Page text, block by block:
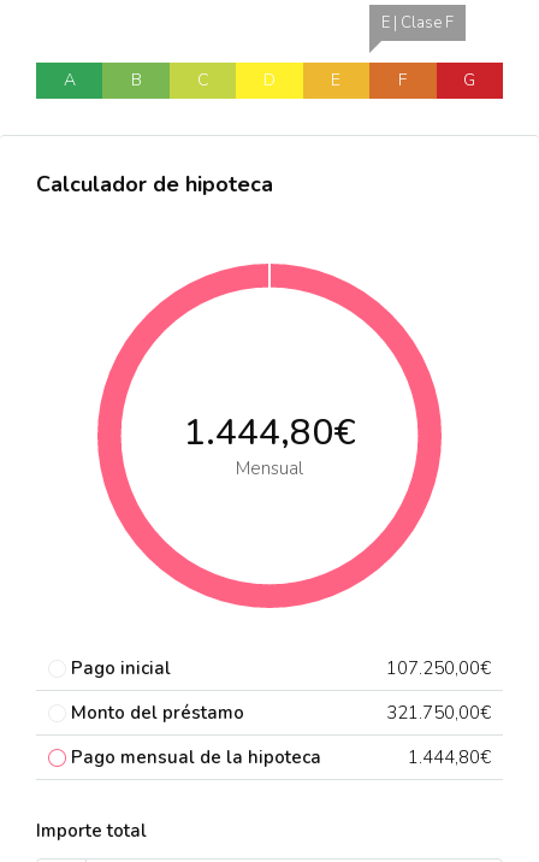
A B C D E
E | Clase F
F G
Calculador de hipoteca
1.444,80€
Mensual
Pago inicial
107.250,00€
Monto del préstamo
321.750,00€
Pago mensual de la hipoteca
1.444,80€
Importe total